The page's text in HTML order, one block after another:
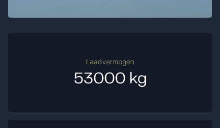
Laadvermogen
53000 kg